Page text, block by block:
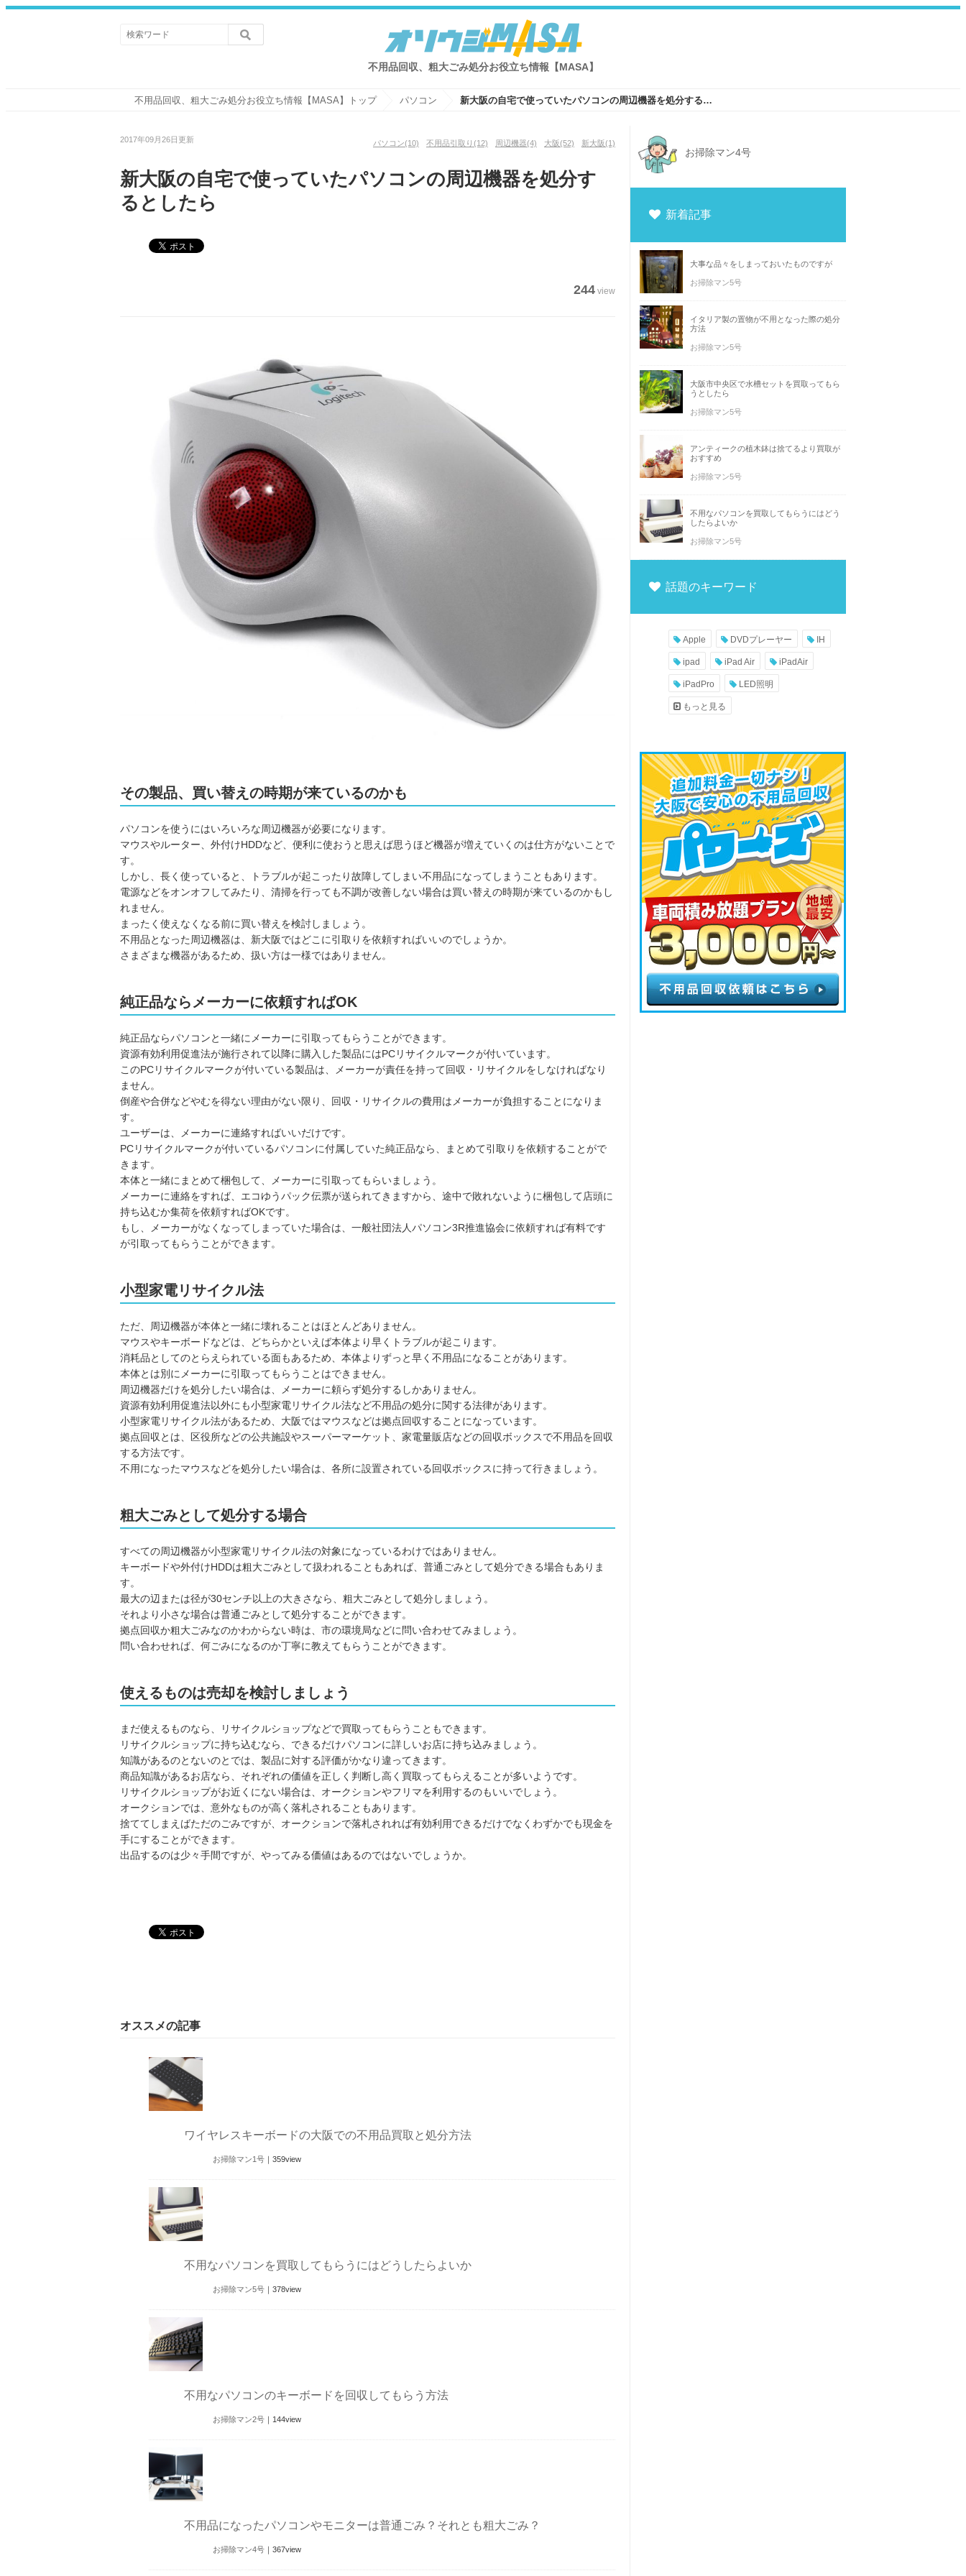
不用品回収、粗大ごみ処分お役立ち情報【MASA】
不用品回収、粗大ごみ処分お役立ち情報【MASA】トップ パソコン 新大阪の自宅で使っていたパソコンの周辺機器を処分するとしたら
2017年09月26日更新 パソコン(10) 不用品引取り (12) 周辺機器(4) 大阪(52) 新大阪(1)
新大阪の自宅で使っていたパソコンの周辺機器を処分す
るとしたら
244 view
その製品、買い替えの時期が来ているのかも
パソコンを使うにはいろいろな周辺機器が必要になります。
マウスやルーター、外付けHDDなど、便利に使おうと思えば思うほど機器が増えていくのは仕方がないことで
す。
しかし、長く使っていると、トラブルが起こったり故障してしまい不用品になってしまうこともあります。
電源などをオンオフしてみたり、清掃を行っても不調が改善しない場合は買い替えの時期が来ているのかもし
れません。
まったく使えなくなる前に買い替えを検討しましょう。
不用品となった周辺機器は、新大阪ではどこに引取りを依頼すればいいのでしょうか。
さまざまな機器があるため、扱い方は一様ではありません。
純正品ならメーカーに依頼すればOK
純正品ならパソコンと一緒にメーカーに引取ってもらうことができます。
資源有効利用促進法が施行されて以降に購入した製品にはPCリサイクルマークが付いています。
このPCリサイクルマークが付いている製品は、メーカーが責任を持って回収・リサイクルをしなければなり
ません。
倒産や合併などやむを得ない理由がない限り、回収・リサイクルの費用はメーカーが負担することになりま
す。
ユーザーは、メーカーに連絡すればいいだけです。
PCリサイクルマークが付いているパソコンに付属していた純正品なら、まとめて引取りを依頼することがで
きます。
本体と一緒にまとめて梱包して、メーカーに引取ってもらいましょう。
メーカーに連絡をすれば、エコゆうパック伝票が送られてきますから、途中で敗れないように梱包して店頭に
持ち込むか集荷を依頼すればOKです。
もし、メーカーがなくなってしまっていた場合は、一般社団法人パソコン3R推進協会に依頼すれば有料です
が引取ってもらうことができます。
小型家電リサイクル法
ただ、周辺機器が本体と一緒に壊れることはほとんどありません。
マウスやキーボードなどは、どちらかといえば本体より早くトラブルが起こります。
消耗品としてのとらえられている面もあるため、本体よりずっと早く不用品になることがあります。
本体とは別にメーカーに引取ってもらうことはできません。
周辺機器だけを処分したい場合は、メーカーに頼らず処分するしかありません。
資源有効利用促進法以外にも小型家電リサイクル法など不用品の処分に関する法律があります。
小型家電リサイクル法があるため、大阪ではマウスなどは拠点回収することになっています。
拠点回収とは、区役所などの公共施設やスーパーマーケット、家電量販店などの回収ボックスで不用品を回収
する方法です。
不用になったマウスなどを処分したい場合は、各所に設置されている回収ボックスに持って行きましょう。
粗大ごみとして処分する場合
すべての周辺機器が小型家電リサイクル法の対象になっているわけではありません。
キーボードや外付けHDDは粗大ごみとして扱われることもあれば、普通ごみとして処分できる場合もありま
す。
最大の辺または径が30センチ以上の大きさなら、粗大ごみとして処分しましょう。
それより小さな場合は普通ごみとして処分することができます。
拠点回収か粗大ごみなのかわからない時は、市の環境局などに問い合わせてみましょう。
問い合わせれば、何ごみになるのか丁寧に教えてもらうことができます。
使えるものは売却を検討しましょう
まだ使えるものなら、リサイクルショップなどで買取ってもらうこともできます。
リサイクルショップに持ち込むなら、できるだけパソコンに詳しいお店に持ち込みましょう。
知識があるのとないのとでは、製品に対する評価がかなり違ってきます。
商品知識があるお店なら、それぞれの価値を正しく判断し高く買取ってもらえることが多いようです。
リサイクルショップがお近くにない場合は、オークションやフリマを利用するのもいいでしょう。
オークションでは、意外なものが高く落札されることもあります。
捨ててしまえばただのごみですが、オークションで落札されれば有効利用できるだけでなくわずかでも現金を
手にすることができます。
出品するのは少々手間ですが、やってみる価値はあるのではないでしょうか。
オススメの記事
ワイヤレスキーボードの大阪での不用品買取と処分方法
お掃除マン1号 ｜ 359view
不用なパソコンを買取してもらうにはどうしたらよいか
お掃除マン5号 ｜ 378view
不用なパソコンのキーボードを回収してもらう方法
お掃除マン2号 ｜ 144view
不用品になったパソコンやモニターは普通ごみ？それとも粗大ごみ？
お掃除マン4号 ｜ 367view
お掃除マン4号
新着記事
大事な品々をしまっておいたものですが
お掃除マン5号
イタリア製の置物が不用となった際の処分
方法
お掃除マン5号
大阪市中央区で水槽セットを買取ってもら
うとしたら
お掃除マン5号
アンティークの植木鉢は捨てるより買取が
おすすめ
お掃除マン5号
不用なパソコンを買取してもらうにはどう
したらよいか
お掃除マン5号
話題のキーワード
Apple DVDプレーヤー IH
ipad iPad Air iPadAir
iPadPro LED照明
もっと見る